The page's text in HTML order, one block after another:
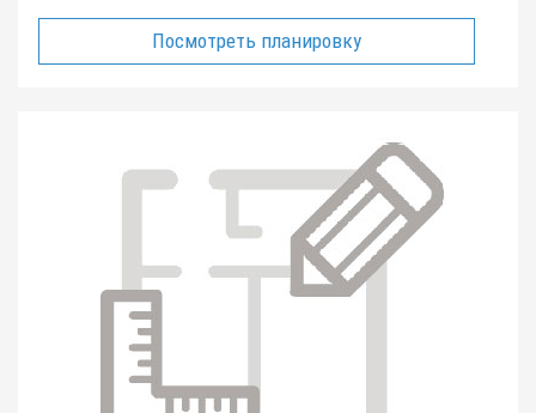
Посмотреть планировку